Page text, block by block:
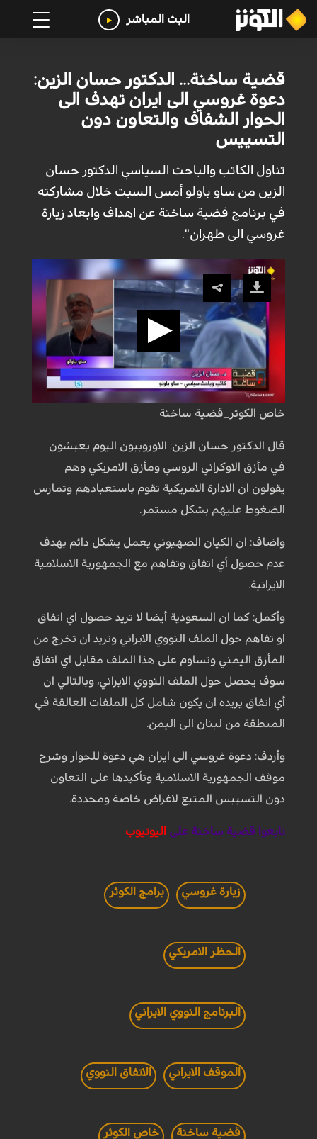
البث المباشر
قضية ساخنة... الدكتور حسان الزين:
دعوة غروسي الى ايران تهدف الى
الحوار الشفاف والتعاون دون
التسييس
تناول الكاتب والباحث السياسي الدكتور حسان
الزين من ساو باولو أمس السبت خلال مشاركته
في برنامج قضية ساخنة عن اهداف وابعاد زيارة
غروسي الى طهران".
خاص الكوثر_قضية ساخنة
قال الدكتور حسان الزين: الاوروبيون اليوم يعيشون
في مأزق الاوكراني الروسي ومأزق الامريكي وهم
يقولون ان الادارة الامريكية تقوم باستعبادهم وتمارس
الضغوط عليهم بشكل مستمر.
واضاف: ان الكيان الصهيوني يعمل يشكل دائم بهدف
عدم حصول أي اتفاق وتفاهم مع الجمهورية الاسلامية
الايرانية.
وأكمل: كما ان السعودية أيضا لا تريد حصول اي اتفاق
او تفاهم حول الملف النووي الايراني وتريد ان تخرج من
المأزق اليمني وتساوم على هذا الملف مقابل اي اتفاق
سوف يحصل حول الملف النووي الايراني، وبالتالي ان
أي اتفاق يريده ان يكون شامل كل الملفات العالقة في
المنطقة من لبنان الى اليمن.
وأردف: دعوة غروسي الى ايران هي دعوة للحوار وشرح
موقف الجمهورية الاسلامية وتأكيدها على التعاون
دون التسييس المتبع لاغراض خاصة ومحددة.
تابعوا قضية ساخنة على اليوتيوب
زيارة غروسي برامج الكوثر
الحظر الامريكي
البرنامج النووي الايراني
الموقف الايراني الاتفاق النووي
قضية ساخنة خاص الكوثر